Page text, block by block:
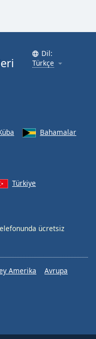
Dil:
Türkçe
Bahamalar
Türkiye
ücretsiz
Amerika
Avrupa